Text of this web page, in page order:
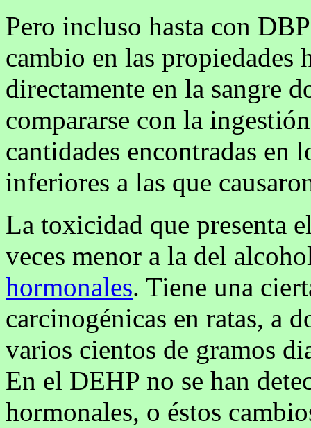
Pero incluso hasta con
cambio en las propiedades
directamente en la sangre
compararse con la
cantidades encontradas
inferiores a las que
La toxicidad que presenta
veces menor a la del
hormonales. Tiene una
carcinogénicas en ratas, a
varios cientos de gramos
En el DEHP no se han
hormonales, o éstos